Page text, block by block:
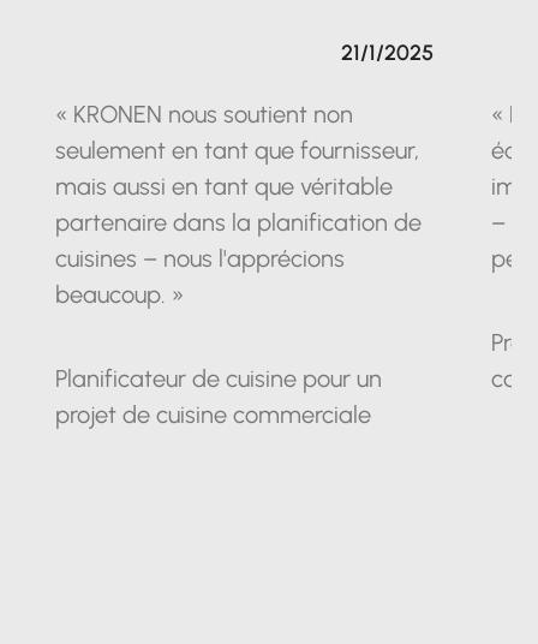
« KRONEN nous soutient non
seulement en tant que fournisseur,
mais aussi en tant que véritable
partenaire dans la planification de
cuisines – nous l'apprécions
beaucoup. »
Planificateur de cuisine pour un
projet de cuisine commerciale
21/1/2025
«
–